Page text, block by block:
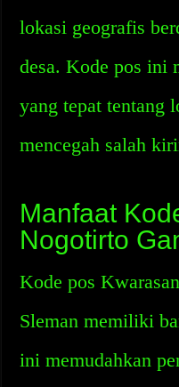
lokasi geografis
desa. Kode pos ini
yang tepat tentang
mencegah salah
Manfaat
Nogotirto
Kode pos
Sleman memiliki
ini memudahkan